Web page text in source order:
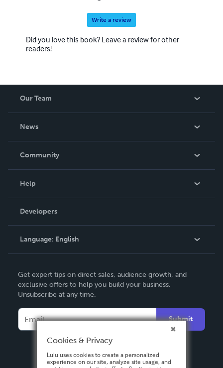
Write a review
Did you love this book? Leave a review for other
readers!
Our Team
News
In The News
Community
Podcast
Help
Order Lookup
Knowledge Base
Contact Support
Developers
Language: English
Deutsch
Français
Español
Get expert tips on direct sales, audience growth, and
exclusive offers to help you build your business.
Unsubscribe at any time.
Submit
Cookies & Privacy
Lulu uses cookies to create a personalized
experience on our site, analyze site usage, and